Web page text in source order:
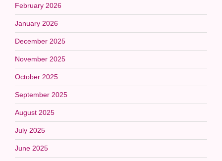
February 2026
January 2026
December 2025
November 2025
October 2025
September 2025
August 2025
July 2025
June 2025